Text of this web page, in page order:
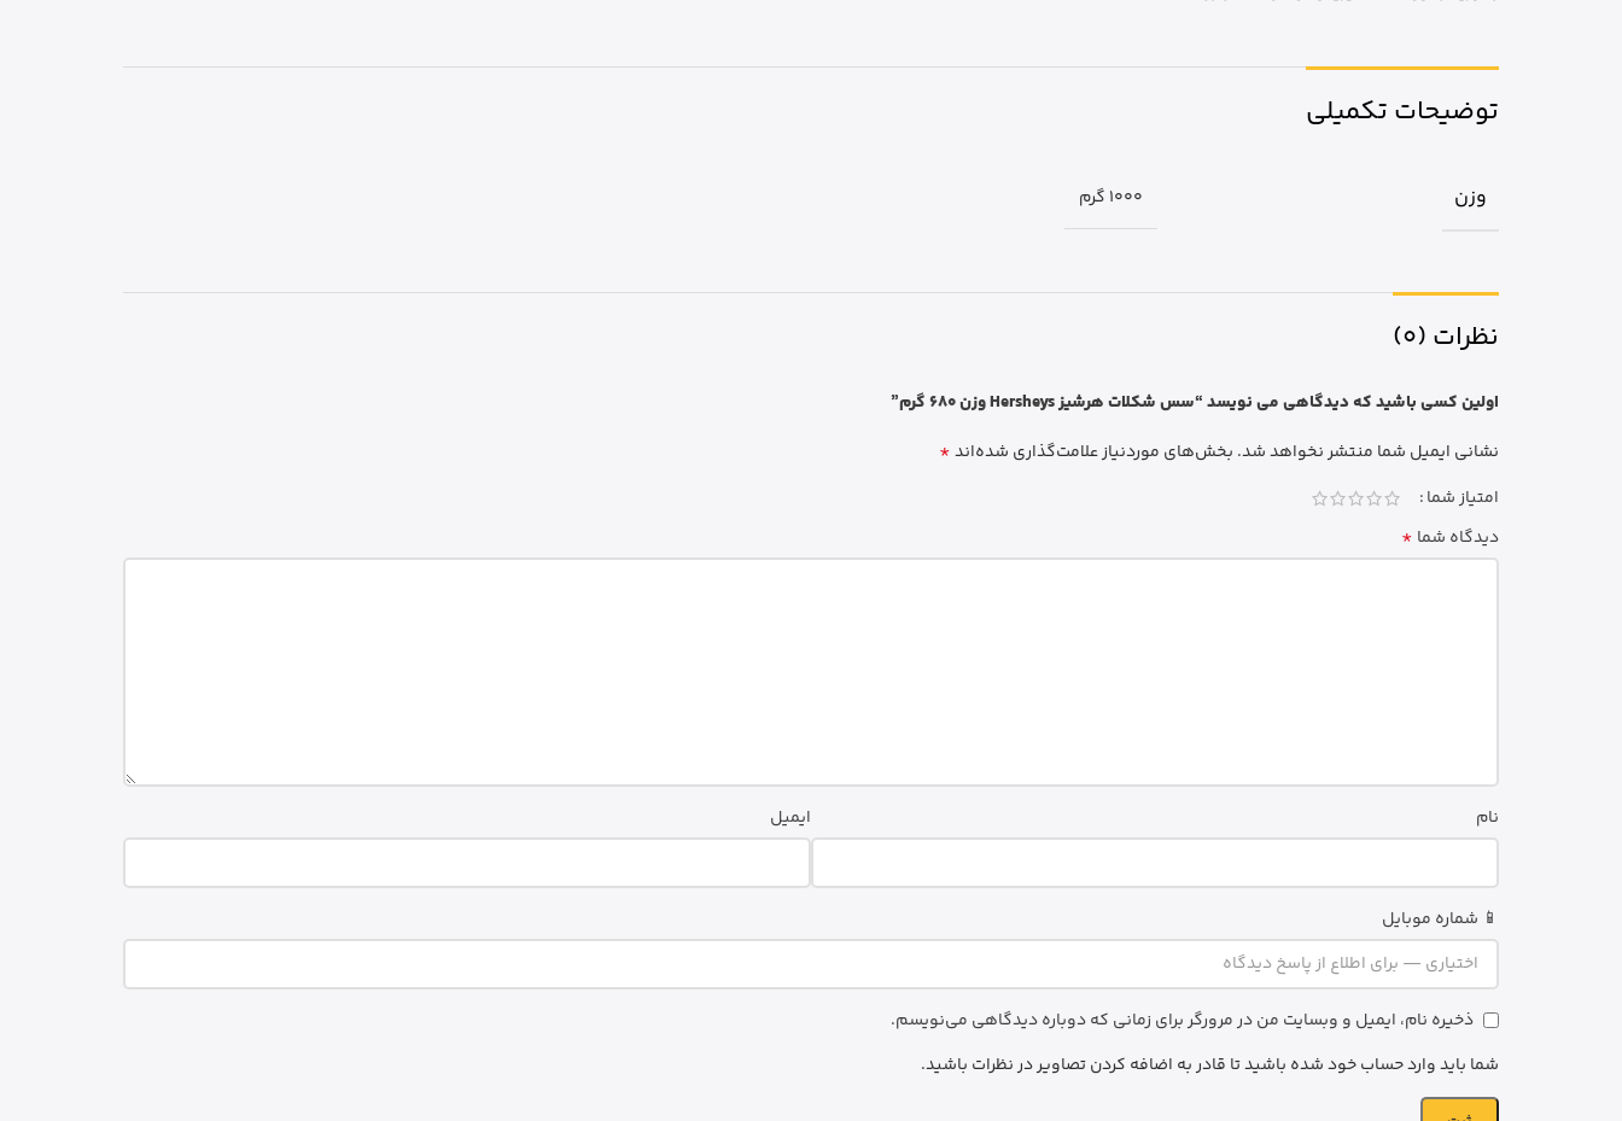
توضیحات تکمیلی
وزن 1000 گرم
نظرات (0)
اولین کسی باشید که دیدگاهی می نویسد “سس شکلات هرشیز Hersheys وزن 680 گرم”
نشانی ایمیل شما منتشر نخواهد شد. بخش‌های موردنیاز علامت‌گذاری شده‌اند*
امتیاز شما
دیدگاه شما *
نام ایمیل
📱 شماره موبایل
ذخیره نام، ایمیل و وبسایت من در مرورگر برای زمانی که دوباره دیدگاهی می‌نویسم.
شما باید وارد حساب خود شده باشید تا قادر به اضافه کردن تصاویر در نظرات باشید.